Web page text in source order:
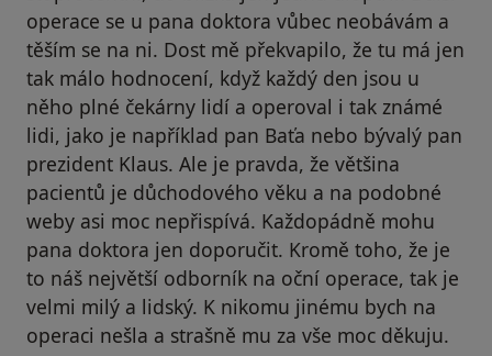
operace se u pana doktora vůbec neobávám a
těším se na ni. Dost mě překvapilo, že tu má jen
tak málo hodnocení, když každý den jsou u
něho plné čekárny lidí a operoval i tak známé
lidi, jako je například pan Baťa nebo bývalý pan
prezident Klaus. Ale je pravda, že většina
pacientů je důchodového věku a na podobné
weby asi moc nepřispívá. Každopádně mohu
pana doktora jen doporučit. Kromě toho, že je
to náš největší odborník na oční operace, tak je
velmi milý a lidský. K nikomu jinému bych na
operaci nešla a strašně mu za vše moc děkuju.